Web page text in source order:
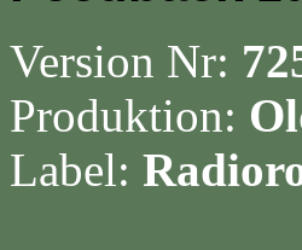
Version Nr:
Produktion:
Label: